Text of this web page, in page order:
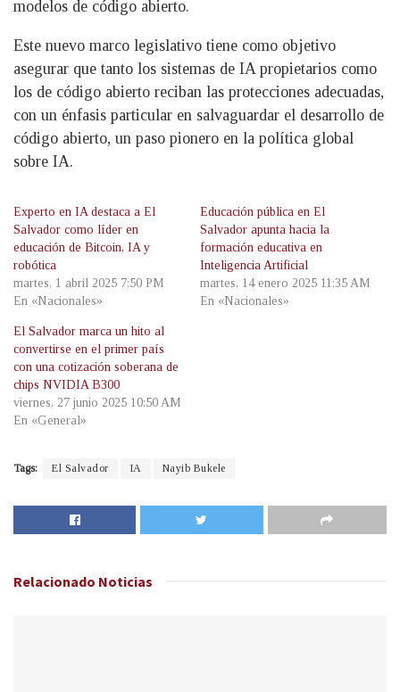
modelos de código abierto.
Este nuevo marco legislativo tiene como objetivo
asegurar que tanto los sistemas de IA propietarios como
los de código abierto reciban las protecciones adecuadas,
con un énfasis particular en salvaguardar el desarrollo de
código abierto, un paso pionero en la política global
sobre IA.
Experto en IA destaca a El
Salvador como líder en
educación de Bitcoin, IA y
robótica
martes, 1 abril 2025 7:50 PM
En «Nacionales»
Educación pública en El
Salvador apunta hacia la
formación educativa en
Inteligencia Artificial
martes, 14 enero 2025 11:35 AM
En «Nacionales»
El Salvador marca un hito al
convertirse en el primer país
con una cotización soberana de
chips NVIDIA B300
viernes, 27 junio 2025 10:50 AM
En «General»
Tags: El Salvador IA Nayib Bukele
Relacionado Noticias